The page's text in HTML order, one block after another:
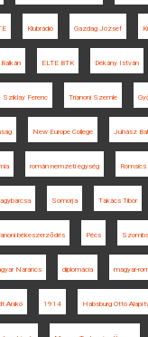
Klubrádió Gazdag József
Balkán ELTE BTK Dékány István
Sziklay Ferenc Trianoni Szemle
New Europe College Juhász
román nemzeti egység Romsics
Somorja Takács Tibor
békeszerződés Pécs
Narancs diplomácia magyar-
Anikó 1914 Habsburg Ottó